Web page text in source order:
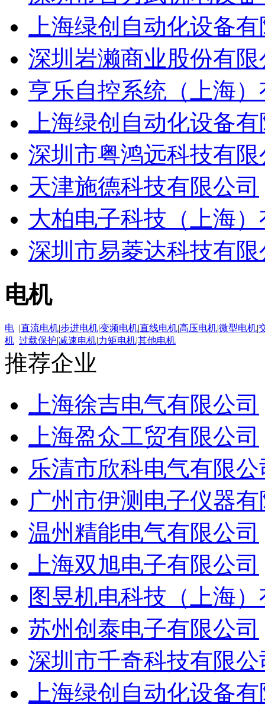
上海绿创自动化设备
深圳岩濑商业股份有限
亨乐自控系统（上海
上海绿创自动化设备
深圳市粤鸿远科技有
天津施德科技有限公司
大柏电子科技（上海
深圳市易菱达科技有限
电机
电
机
|直流电机|步进电机|变频电机|直线电机|高压电机|微型电机|
过载保护|减速电机|力矩电机|其他电机
推荐企业
上海徐吉电气有限公司
上海盈众工贸有限公司
乐清市欣科电气有限公
广州市伊测电子仪器
温州精能电气有限公司
上海双旭电子有限公司
图昱机电科技（上海
苏州创泰电子有限公司
深圳市千奇科技有限公
上海绿创自动化设备